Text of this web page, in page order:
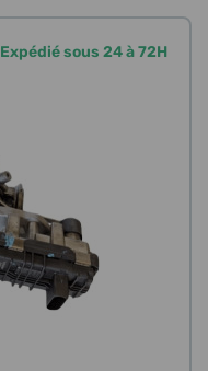
Expédié sous 24 à 72H